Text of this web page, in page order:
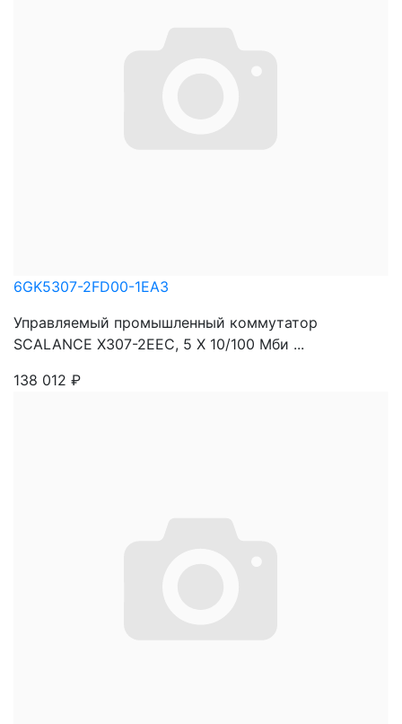
6GK5307-2FD00-1EA3
Управляемый промышленный коммутатор
SCALANCE X307-2EEC, 5 X 10/100 Mби ...
138 012 ₽